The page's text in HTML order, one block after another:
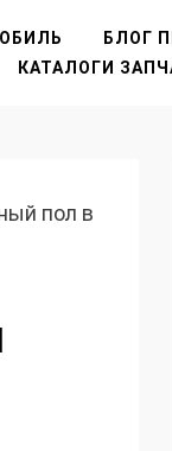
БЛОГ
КАТАЛОГИ
пол в